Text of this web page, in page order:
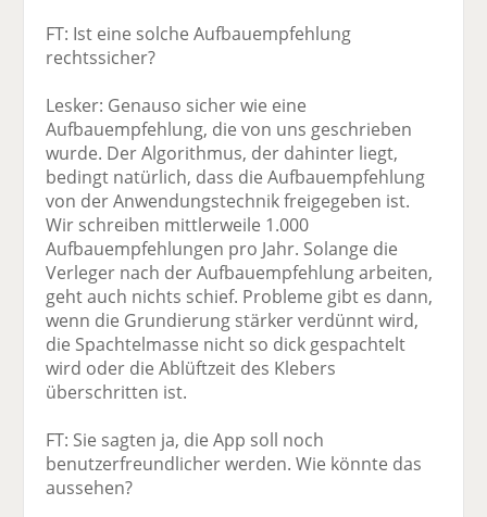
FT: Ist eine solche Aufbauempfehlung
rechtssicher?
Lesker: Genauso sicher wie eine
Aufbauempfehlung, die von uns geschrieben
wurde. Der Algorithmus, der dahinter liegt,
bedingt natürlich, dass die Aufbauempfehlung
von der Anwendungstechnik freigegeben ist.
Wir schreiben mittlerweile 1.000
Aufbauempfehlungen pro Jahr. Solange die
Verleger nach der Aufbauempfehlung arbeiten,
geht auch nichts schief. Probleme gibt es dann,
wenn die Grundierung stärker verdünnt wird,
die Spachtelmasse nicht so dick gespachtelt
wird oder die Ablüftzeit des Klebers
überschritten ist.
FT: Sie sagten ja, die App soll noch
benutzerfreundlicher werden. Wie könnte das
aussehen?